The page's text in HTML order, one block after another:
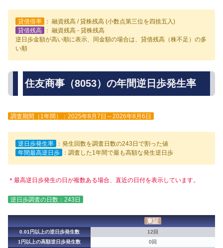
貸借倍率
： 融資残高 / 貸株残高 (小数点第三位を四捨五入)
貸借残高
： 融資残高 - 貸株残高
逆日歩金額が高い順に表示、同金額の場合は、貸借残高（株不足）の多
い順
住友商事（8053）の年間逆日歩発生率
調査期間（1年間）：2025年8月7日～2026年8月6日
逆日歩発生率
：発生回数を調査日数の243日で割った値
年間最高逆日歩
：調査した1年間で最も高額な発生逆日歩
＊最高逆日歩発生の日が複数ある場合、直近の日付を表示しています。
逆日歩調査の日数：243日
東証
0.01円以上の逆日歩発生数
12回
1円以上の高額逆日歩発生数
0回